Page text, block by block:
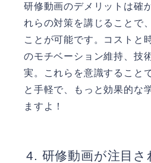
研修動画のデメリットは確
れらの対策を講じることで
ことが可能です。コストと
のモチベーション維持、技
実。これらを意識すること
と手軽で、もっと効果的な
ますよ！
研修動画が注目さ